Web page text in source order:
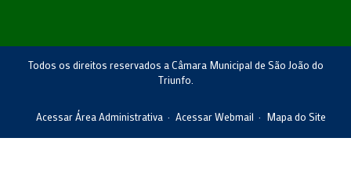
Todos os direitos reservados a Câmara Municipal de São João do
Triunfo.
Acessar Área Administrativa Acessar Webmail Mapa do Site